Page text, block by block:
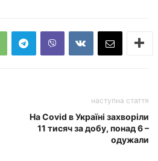
наступна стаття
На Covid в Україні захворіли
11 тисяч за добу, понад 6 –
одужали